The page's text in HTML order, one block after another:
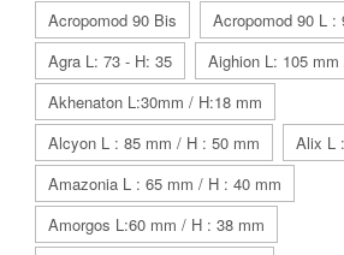
Acropomod 90 Bis
Acropomod 90 L
Agra L: 73 - H: 35
Aighion L: 105
Akhenaton L:30mm / H:18 mm
Alcyon L : 85 mm / H : 50 mm
Alix L
Amazonia L : 65 mm / H : 40 mm
Amorgos L:60 mm / H : 38 mm